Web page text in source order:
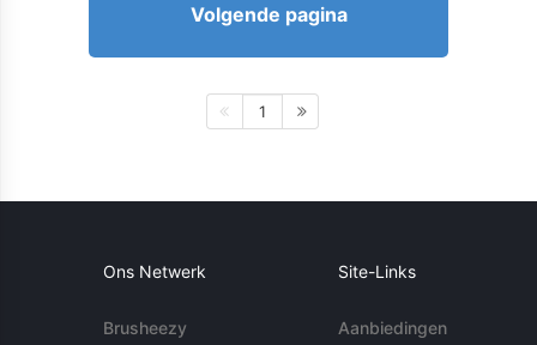
Volgende pagina
1
Ons Netwerk
Brusheezy
Site-Links
Aanbiedingen